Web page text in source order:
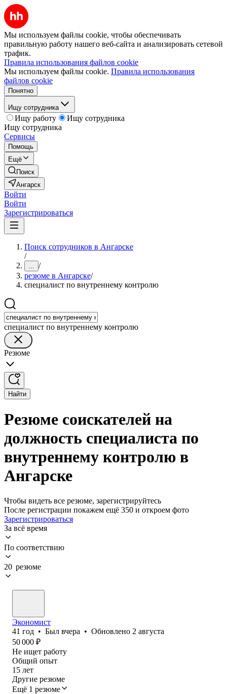
Мы используем файлы cookie, чтобы обеспечивать
правильную работу нашего веб-сайта и анализировать сетевой
трафик.
Правила использования файлов cookie
Мы используем файлы cookie. Правила использования
файлов cookie
Понятно
Ищу сотрудника
Ищу работу
Ищу сотрудника
Ищу сотрудника
Сервисы
Помощь
Ещё
Поиск
Ангарск
Войти
Войти
Зарегистрироваться
Поиск сотрудников в Ангарске
/
... /
резюме в Ангарске/
специалист по внутреннему контролю
специалист по внутреннему контролю
Резюме
Найти
Резюме соискателей на
должность специалиста по
внутреннему контролю в
Ангарске
Чтобы видеть все резюме, зарегистрируйтесь
После регистрации покажем ещё 350 и откроем фото
Зарегистрироваться
За всё время
По соответствию
20 резюме
Экономист
41 год • Был вчера • Обновлено 2 августа
50 000 ₽
Не ищет работу
Общий опыт
15 лет
Другие резюме
Ещё 1 резюме